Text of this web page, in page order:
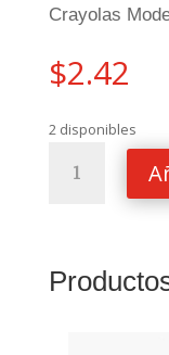
Crayolas
$2.42
2 disponibles
Tucan
Delgada